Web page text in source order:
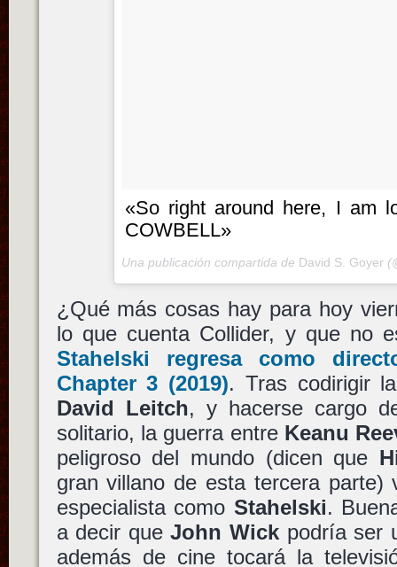
«So right around here, I am
COWBELL»
Una publicación compartida de David S. Goyer
¿Qué más cosas hay para hoy
lo que cuenta Collider, y que no
Stahelski regresa como
Chapter 3 (2019). Tras codirigir
David Leitch, y hacerse cargo
solitario, la guerra entre Keanu
peligroso del mundo (dicen que
gran villano de esta tercera parte)
especialista como Stahelski.
a decir queJohn Wickpodría ser
además de cine tocará la